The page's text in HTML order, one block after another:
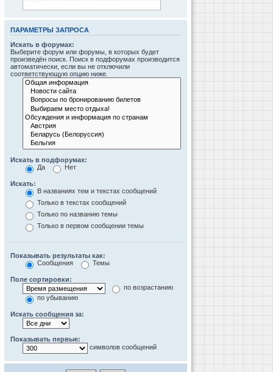
ПАРАМЕТРЫ ЗАПРОСА
Искать в форумах:
Выберите форум или форумы, в которых будет
произведён поиск. Поиск в подфорумах производится
автоматически, если вы не отключили
соответствующую опцию ниже.
Искать в подфорумах:
Да
Нет
Искать:
В названиях тем и текстах сообщений
Только в текстах сообщений
Только по названию темы
Только в первом сообщении темы
Показывать результаты как:
Сообщения
Темы
Поле сортировки:
по возрастанию
по убыванию
Искать сообщения за:
Показывать первые:
символов сообщений